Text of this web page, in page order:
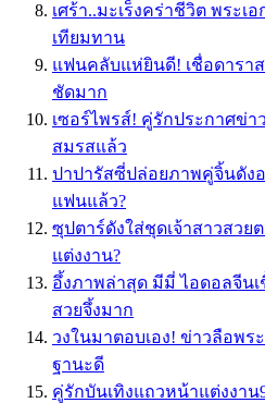
เศร้า..มะเร็งคร่าชีวิต พระเ
เทียมทาน
แฟนคลับแห่ยินดี! เชื่อดารา
ชัดมาก
เซอร์ไพรส์! คู่รักประกาศข่า
สมรสแล้ว
ปาปารัสซี่ปล่อยภาพคู่จิ้นดัง
แฟนแล้ว?
ซุปตาร์ดังใส่ชุดเจ้าสาวสวย
แต่งงาน?
อึ้งภาพล่าสุด มีมี่ ไอดอลจีน
สวยจึ้งมาก
วงในมาตอบเอง! ข่าวลือพร
ฐานะดี
คู่รักบันเทิงแถวหน้าแต่งงา